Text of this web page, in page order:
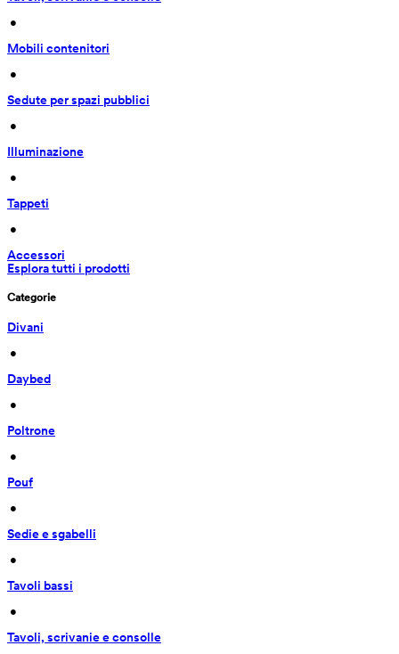
•
Mobili contenitori
•
Sedute per spazi pubblici
•
Illuminazione
•
Tappeti
•
Accessori
Esplora tutti i prodotti
Categorie
Divani
•
Daybed
•
Poltrone
•
Pouf
•
Sedie e sgabelli
•
Tavoli bassi
•
Tavoli, scrivanie e consolle